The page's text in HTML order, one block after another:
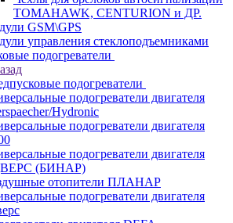
TOMAHAWK, CENTURION и ДР.
GSM\GPS
управления стеклоподъемниками
подогреватели
подогреватели
подогреватели двигателя
Hydronic
подогреватели двигателя
подогреватели двигателя
(БИНАР)
отопители ПЛАНАР
подогреватели двигателя